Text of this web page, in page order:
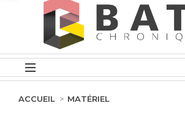
ACCUEIL MATÉRIEL